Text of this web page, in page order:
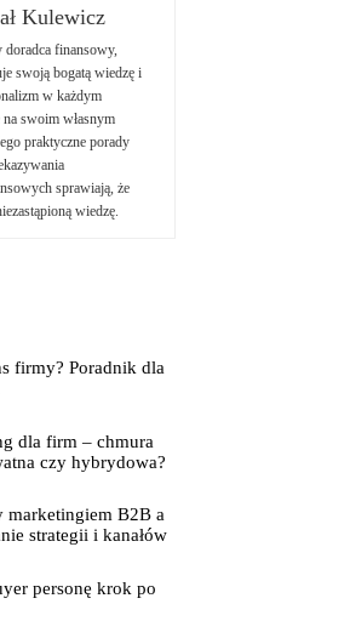
Kulewicz
doradca finansowy,
swoją bogatą wiedzę i
w każdym
swoim własnym
praktyczne porady
sprawiają, że
wiedzę.
firmy? Poradnik dla
dla firm – chmura
czy hybrydowa?
marketingiem B2B a
strategii i kanałów
personę krok po